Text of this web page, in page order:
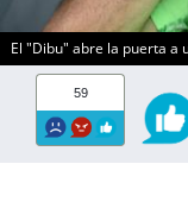
El "Dibu" abre la puerta a
59